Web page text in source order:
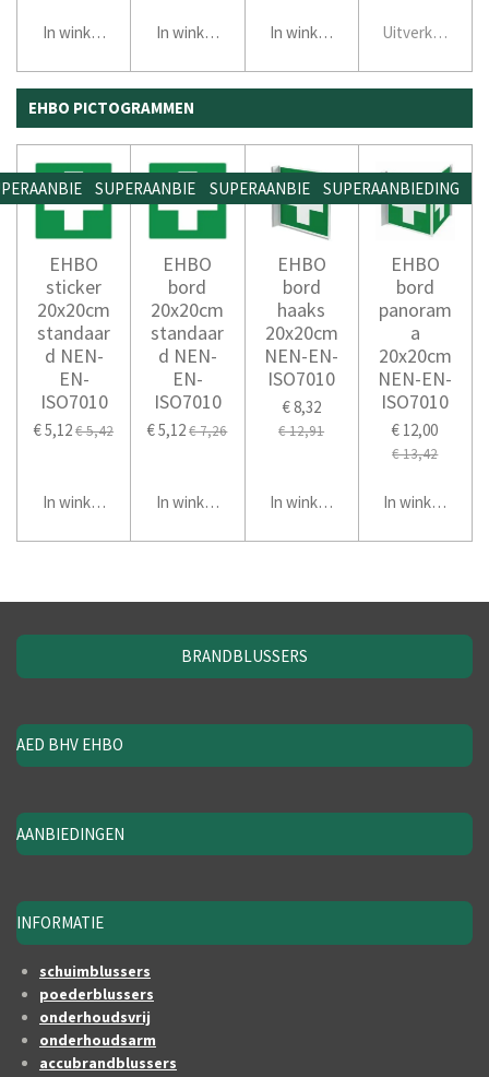
In winkelwagen In winkelwagen In winkelwagen Uitverkocht
EHBO PICTOGRAMMEN
EHBO
sticker
20x20cm
standaar
d NEN-
EN-
ISO7010
€ 5,12€ 5,42
In winkelwagen
SUPERAANBIEDING
EHBO
bord
20x20cm
standaar
d NEN-
EN-
ISO7010
€ 5,12€ 7,26
In winkelwagen
SUPERAANBIEDING
EHBO
bord
haaks
20x20cm
NEN-EN-
ISO7010
€ 8,32
€ 12,91
In winkelwagen
SUPERAANBIEDING
EHBO
bord
panoram
a
20x20cm
NEN-EN-
ISO7010
€ 12,00
€ 13,42
In winkelwagen
BRANDBLUSSERS
AED BHV EHBO
AANBIEDINGEN
INFORMATIE
schuimblussers
poederblussers
onderhoudsvrij
onderhoudsarm
accubrandblussers